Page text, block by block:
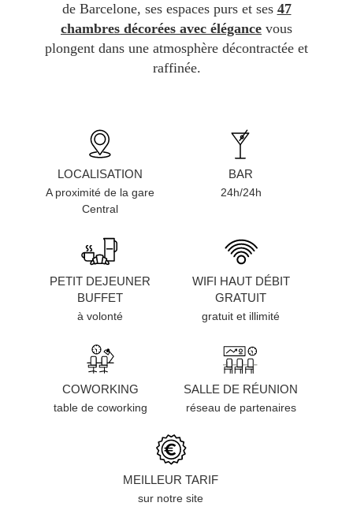
de Barcelone, ses espaces purs et ses 47
chambres décorées avec élégance vous
plongent dans une atmosphère décontractée et
raffinée.
LOCALISATION
A proximité de la gare
Central
BAR
24h/24h
PETIT DEJEUNER
BUFFET
à volonté
WIFI HAUT DÉBIT
GRATUIT
gratuit et illimité
COWORKING
table de coworking
SALLE DE RÉUNION
réseau de partenaires
MEILLEUR TARIF
sur notre site